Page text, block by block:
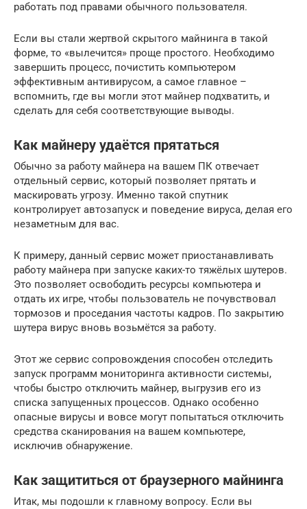
работать под правами обычного пользователя.
Если вы стали жертвой скрытого майнинга в такой
форме, то «вылечится» проще простого. Необходимо
завершить процесс, почистить компьютером
эффективным антивирусом, а самое главное –
вспомнить, где вы могли этот майнер подхватить, и
сделать для себя соответствующие выводы.
Как майнеру удаётся прятаться
Обычно за работу майнера на вашем ПК отвечает
отдельный сервис, который позволяет прятать и
маскировать угрозу. Именно такой спутник
контролирует автозапуск и поведение вируса, делая его
незаметным для вас.
К примеру, данный сервис может приостанавливать
работу майнера при запуске каких-то тяжёлых шутеров.
Это позволяет освободить ресурсы компьютера и
отдать их игре, чтобы пользователь не почувствовал
тормозов и проседания частоты кадров. По закрытию
шутера вирус вновь возьмётся за работу.
Этот же сервис сопровождения способен отследить
запуск программ мониторинга активности системы,
чтобы быстро отключить майнер, выгрузив его из
списка запущенных процессов. Однако особенно
опасные вирусы и вовсе могут попытаться отключить
средства сканирования на вашем компьютере,
исключив обнаружение.
Как защититься от браузерного майнинга
Итак, мы подошли к главному вопросу. Если вы